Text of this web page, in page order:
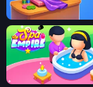
Fashion Factory
Spa Empire